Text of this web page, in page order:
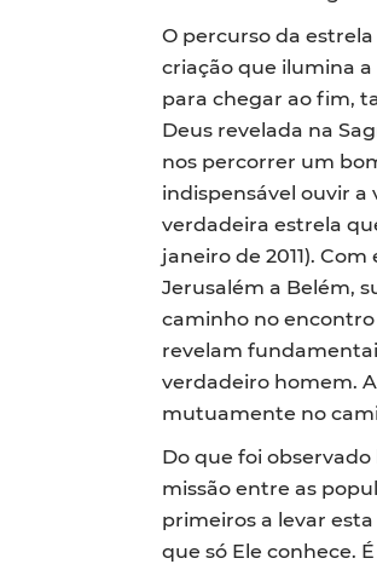
O percurso da
criação que ilumina
para chegar ao fim,
Deus revelada na
nos percorrer um
indispensável ouvir a
verdadeira estrela
janeiro de 2011).
Jerusalém a Belém,
caminho no
revelam
verdadeiro homem.
mutuamente no
Do que foi
missão entre as
primeiros a levar
que só Ele conhece.